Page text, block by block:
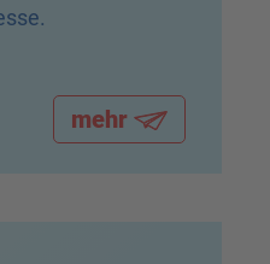
mehr